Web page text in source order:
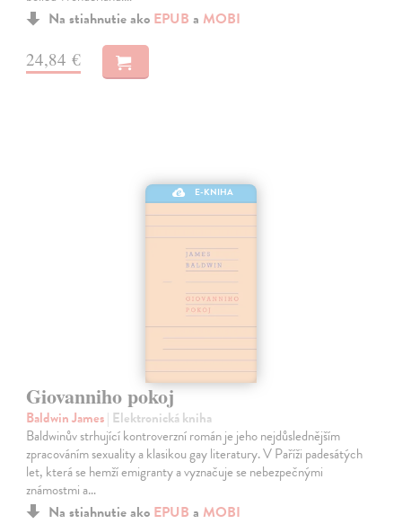
Na stiahnutie ako EPUB a MOBI
24,84 €
E-KNIHA
Giovanniho pokoj
Baldwin James| Elektronická kniha
Baldwinův strhující kontroverzní román je jeho nejdůslednějším
zpracováním sexuality a klasikou gay literatury. V Paříži padesátých
let, která se hemží emigranty a vyznačuje se nebezpečnými
známostmi a…
Na stiahnutie ako EPUB a MOBI